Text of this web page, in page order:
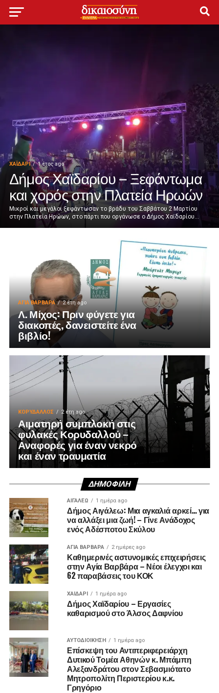
ΧΑΪΔΑΡΙ 1 έτος ago
Δήμος Χαϊδαρίου – Ξεφάντωμα
και χορός στην Πλατεία Ηρωών
Μικροί και μεγάλοι ξεφάντωσαν το βράδυ του Σαββάτου 2 Μαρτίου
στην Πλατεία Ηρώων, στο πάρτι που οργάνωσε ο Δήμος Χαϊδαρίου...
ΑΓΙΑ ΒΑΡΒΑΡΑ 2 έτη ago
Λ. Μίχος: Πριν φύγετε για
διακοπές, δανειστείτε ένα
βιβλίο!
ΚΟΡΥΔΑΛΛΟΣ 2 έτη ago
Αιματηρή συμπλοκή στις
φυλακές Κορυδαλλού –
Αναφορές για έναν νεκρό
και έναν τραυματία
ΔΗΜΟΦΙΛΉ
ΑΙΓΑΛΕΩ 1 ημέρα ago
Δήμος Αιγάλεω: Μια αγκαλιά αρκεί… για
να αλλάξει μια ζωή! – Γίνε Ανάδοχος
ενός Αδέσποτου Σκύλου
ΑΓΙΑ ΒΑΡΒΑΡΑ 2 ημέρες ago
Καθημερινές αστυνομικές επιχειρήσεις
στην Αγία Βαρβάρα – Νέοι έλεγχοι και
62 παραβάσεις του ΚΟΚ
ΧΑΪΔΑΡΙ 1 ημέρα ago
Δήμος Χαϊδαρίου – Εργασίες
καθαρισμού στο Άλσος Δαφνίου
ΑΥΤΟΔΙΟΊΚΗΣΗ 1 ημέρα ago
Επίσκεψη του Αντιπεριφερειάρχη
Δυτικού Τομέα Αθηνών κ. Μπάμπη
Αλεξανδράτου στον Σεβασμιότατο
Μητροπολίτη Περιστερίου κ.κ.
Γρηγόριο